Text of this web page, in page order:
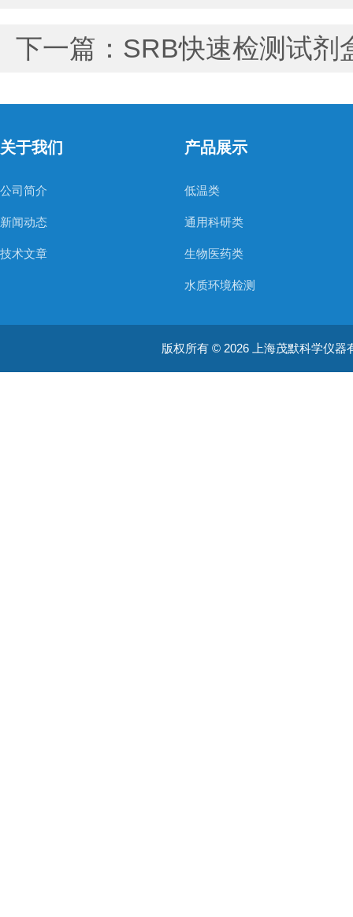
下一篇： SRB快速检测试剂
关于我们
公司简介
新闻动态
技术文章
产品展示
低温类
通用科研类
生物医药类
水质环境检测
大型分析设备
版权所有 © 2026 上海茂默科学仪